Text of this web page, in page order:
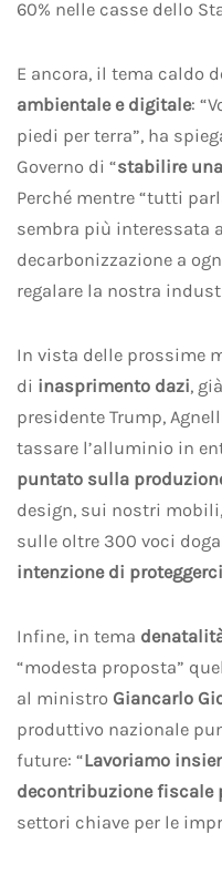
60% nelle casse dello
E ancora, il tema caldo
ambientale e digitale:
piedi per terra”, ha
Governo di “stabilire
Perché mentre “tutti
sembra più interessata
decarbonizzazione a
regalare la nostra
In vista delle prossime
di inasprimento dazi,
presidente Trump,
tassare l’alluminio in
puntato sulla
design, sui nostri
sulle oltre 300 voci
intenzione di proteggerci
Infine, in tema
“modesta proposta”
al ministro Giancarlo
produttivo nazionale
future: “Lavoriamo
decontribuzione
settori chiave per le